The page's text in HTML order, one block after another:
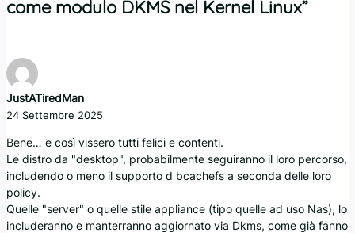
come modulo DKMS nel Kernel Linux”
JustATiredMan
24 Settembre 2025
Bene… e così vissero tutti felici e contenti.
Le distro da "desktop", probabilmente seguiranno il loro percorso,
includendo o meno il supporto d bcachefs a seconda delle loro
policy.
Quelle "server" o quelle stile appliance (tipo quelle ad uso Nas), lo
includeranno e manterranno aggiornato via Dkms, come già fanno